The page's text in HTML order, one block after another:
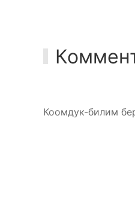
Коомдук-билим